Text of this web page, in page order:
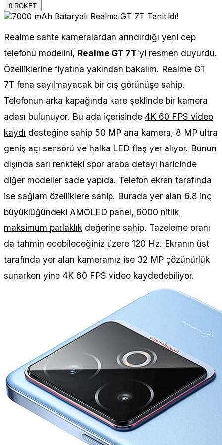
0 ROKET
Realme sahte kameralardan arındırdığı yeni cep
telefonu modelini, Realme GT 7T'yi resmen duyurdu.
Özelliklerine fiyatına yakından bakalım. Realme GT
7T fena sayılmayacak bir dış görünüşe sahip.
Telefonun arka kapağında kare şeklinde bir kamera
adası bulunuyor. Bu ada içerisinde 4K 60 FPS video
kaydı desteğine sahip 50 MP ana kamera, 8 MP ultra
geniş açı sensörü ve halka LED flaş yer alıyor. Bunun
dışında sarı renkteki spor araba detayı haricinde
diğer modeller sade yapıda. Telefon ekran tarafında
ise sağlam özelliklere sahip. Burada yer alan 6.8 inç
büyüklüğündeki AMOLED panel, 6000 nitlik
maksimum parlaklık değerine sahip. Tazeleme oranı
da tahmin edebileceğiniz üzere 120 Hz. Ekranın üst
tarafında yer alan kameramız ise 32 MP çözünürlük
sunarken yine 4K 60 FPS video kaydedebiliyor.